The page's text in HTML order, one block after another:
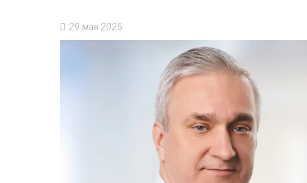
29 мая 2025